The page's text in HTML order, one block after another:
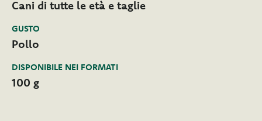
Cani di tutte le età e taglie
GUSTO
Pollo
DISPONIBILE NEI FORMATI
100 g